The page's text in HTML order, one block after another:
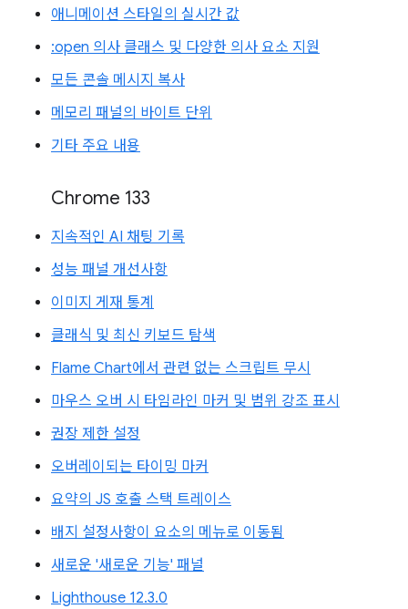
애니메이션 스타일의 실시간 값
:open 의사 클래스 및 다양한 의사 요소 지원
모든 콘솔 메시지 복사
메모리 패널의 바이트 단위
기타 주요 내용
Chrome 133
지속적인 AI 채팅 기록
성능 패널 개선사항
이미지 게재 통계
클래식 및 최신 키보드 탐색
Flame Chart에서 관련 없는 스크립트 무시
마우스 오버 시 타임라인 마커 및 범위 강조 표시
권장 제한 설정
오버레이되는 타이밍 마커
요약의 JS 호출 스택 트레이스
배지 설정사항이 요소의 메뉴로 이동됨
새로운 '새로운 기능' 패널
Lighthouse 12.3.0